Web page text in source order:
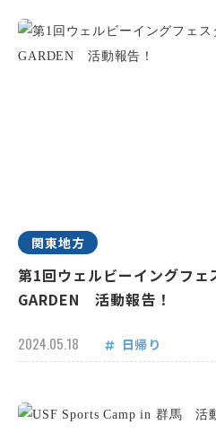
関東地方
第1回ウェルビーイングフ
GARDEN 活動報告！
2024.05.18 日帰り